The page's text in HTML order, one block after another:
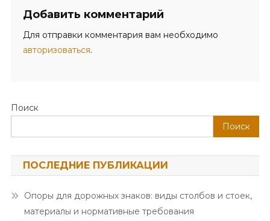
Добавить комментарий
Для отправки комментария вам необходимо
авторизоваться.
Поиск
Поиск
ПОСЛЕДНИЕ ПУБЛИКАЦИИ
Опоры для дорожных знаков: виды столбов и стоек,
материалы и нормативные требования